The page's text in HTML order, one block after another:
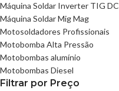
Máquina Soldar Inverter TIG DC
Máquina Soldar Mig Mag
Motosoldadores Profissionais
Motobomba Alta Pressão
Motobombas alumínio
Motobombas Diesel
Filtrar por Preço